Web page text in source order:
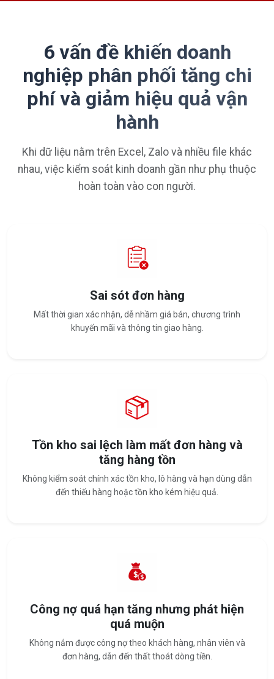
6 vấn đề khiến doanh
nghiệp phân phối tăng chi
phí và giảm hiệu quả vận
hành
Khi dữ liệu nằm trên Excel, Zalo và nhiều file khác
nhau, việc kiểm soát kinh doanh gần như phụ thuộc
hoàn toàn vào con người.
Sai sót đơn hàng
Mất thời gian xác nhận, dễ nhầm giá bán, chương trình
khuyến mãi và thông tin giao hàng.
Tồn kho sai lệch làm mất đơn hàng và
tăng hàng tồn
Không kiểm soát chính xác tồn kho, lô hàng và hạn dùng dẫn
đến thiếu hàng hoặc tồn kho kém hiệu quả.
Công nợ quá hạn tăng nhưng phát hiện
quá muộn
Không nắm được công nợ theo khách hàng, nhân viên và
đơn hàng, dẫn đến thất thoát dòng tiền.